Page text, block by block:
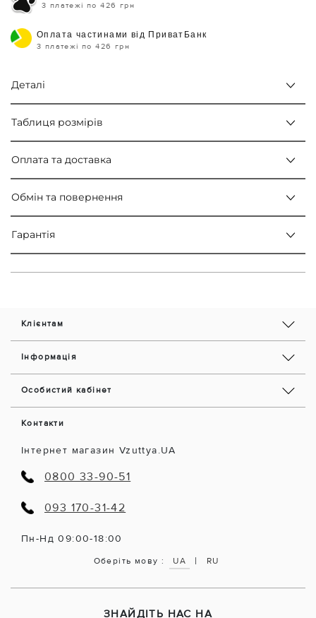
3 платежі по 426 грн
Оплата частинами від ПриватБанк
3 платежі по 426 грн
Деталі
Таблиця розмірів
Оплата та доставка
Обмін та повернення
Гарантія
Клієнтам
Інформація
Особистий кабінет
Контакти
Інтернет магазин Vzuttya.UA
0800 33-90-51
093 170-31-42
Пн-Нд 09:00-18:00
Оберіть мову : UA | RU
ЗНАЙДІТЬ НАС НА